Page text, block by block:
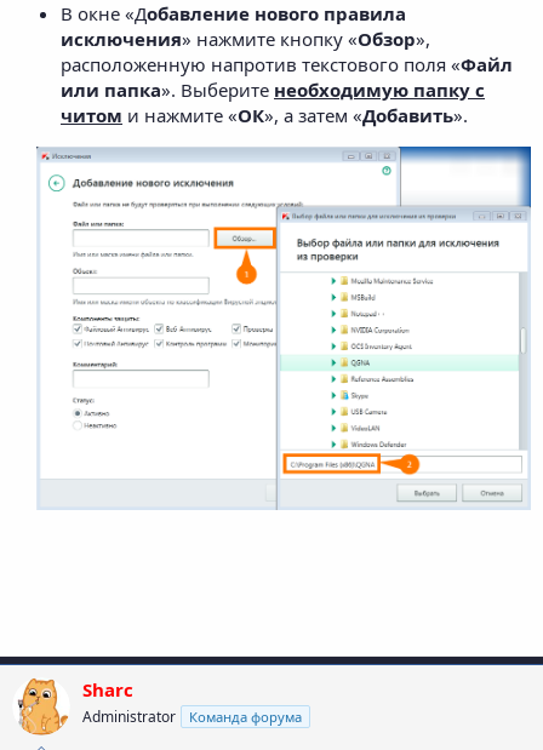
В окне «Добавление нового правила
исключения» нажмите кнопку «Обзор»,
расположенную напротив текстового поля «Файл
или папка». Выберите необходимую папку с
читом и нажмите «ОК», а затем «Добавить».
Sharc
Administrator Команда форума